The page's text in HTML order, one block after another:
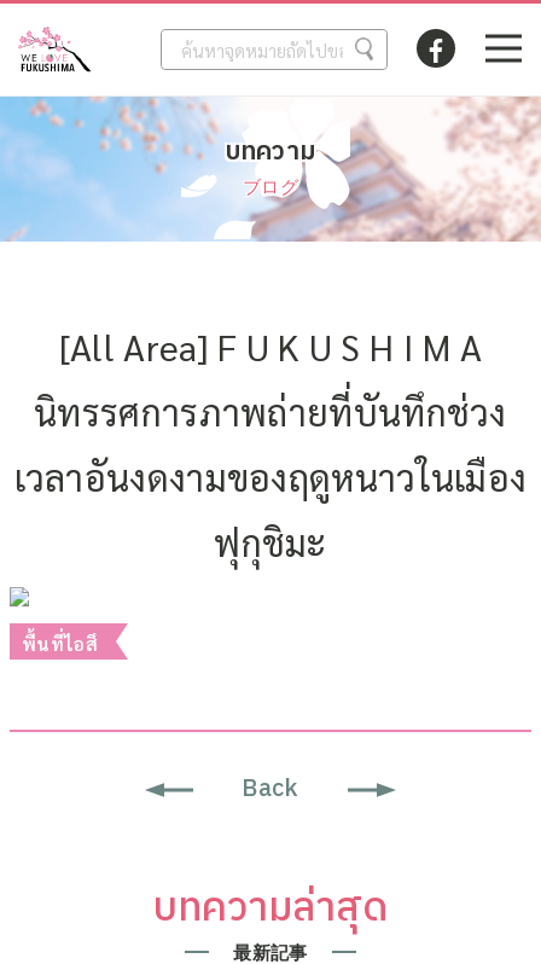
บทความ
ブログ
[All Area] F U K U S H I M A
นิทรรศการภาพถ่ายที่บันทึกช่วง
เวลาอันงดงามของฤดูหนาวในเมือง
ฟุกุชิมะ
พื้นที่ไอสึ
2022.03.09
Back
บทความล่าสุด
最新記事